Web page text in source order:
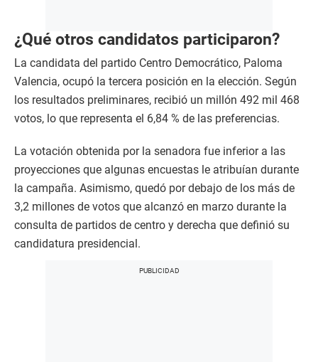
¿Qué otros candidatos participaron?
La candidata del partido Centro Democrático, Paloma
Valencia, ocupó la tercera posición en la elección. Según
los resultados preliminares, recibió un millón 492 mil 468
votos, lo que representa el 6,84 % de las preferencias.
La votación obtenida por la senadora fue inferior a las
proyecciones que algunas encuestas le atribuían durante
la campaña. Asimismo, quedó por debajo de los más de
3,2 millones de votos que alcanzó en marzo durante la
consulta de partidos de centro y derecha que definió su
candidatura presidencial.